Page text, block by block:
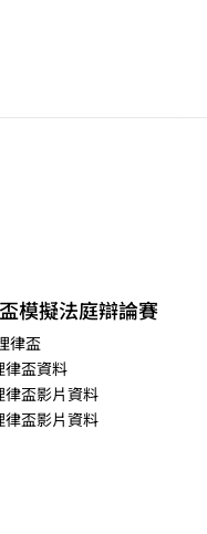
模擬法庭辯論賽
律盃
律盃資料
律盃影片資料
律盃影片資料